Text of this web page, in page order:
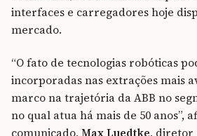
interfaces e carregadores hoje
mercado.
“O fato de tecnologias robóticas
incorporadas nas extrações mais
marco na trajetória da ABB no
no qual atua há mais de 50 anos”,
comunicado, Max Luedtke, diretor